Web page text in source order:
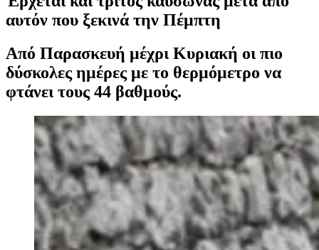
αυτόν που ξεκινά την Πέμπτη
Από Παρασκευή μέχρι Κυριακή οι πιο
δύσκολες ημέρες με το θερμόμετρο να
φτάνει τους 44 βαθμούς.